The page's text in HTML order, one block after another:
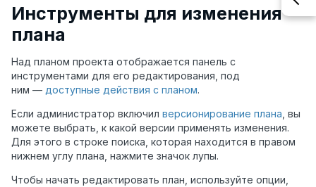
Инструменты для изменения
плана
Над планом проекта отображается панель с
инструментами для его редактирования, под
ним — доступные действия с планом.
Если администратор включил версионирование плана , вы
можете выбрать, к какой версии применять изменения.
Для этого в строке поиска, которая находится в правом
нижнем углу плана, нажмите значок лупы.
Чтобы начать редактировать план, используйте опции,